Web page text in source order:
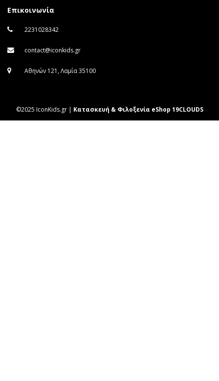
Επικοινωνία
2231028342
contact@iconkids.gr
Αθηνών 121, Λαμία 35100
©2025 IconKids.gr | Κατασκευή & Φιλοξενία eShop 19CLOUDS